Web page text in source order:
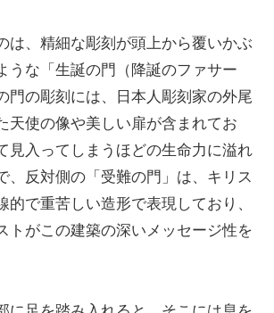
は、精細な彫刻が頭上から覆いかぶ
うな「生誕の門（降誕のファサー
門の彫刻には、日本人彫刻家の外尾
天使の像や美しい扉が含まれてお
見入ってしまうほどの生命力に溢れ
、反対側の「受難の門」は、キリス
的で重苦しい造形で表現しており、
トがこの建築の深いメッセージ性を